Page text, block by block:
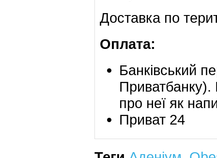
Доставка по
Оплата:
Банківський
Приватбанку).
про неї як
Приват 24